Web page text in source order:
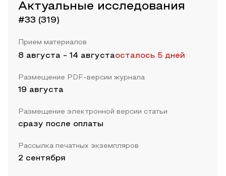
Актуальные исследования
#33 (319)
Прием материалов
8 августа - 14 августаосталось 5 дней
Размещение PDF-версии журнала
19 августа
Размещение электронной версии статьи
сразу после оплаты
Рассылка печатных экземпляров
2 сентября